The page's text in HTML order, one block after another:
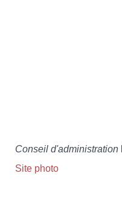
Conseil d'administration
Site photo